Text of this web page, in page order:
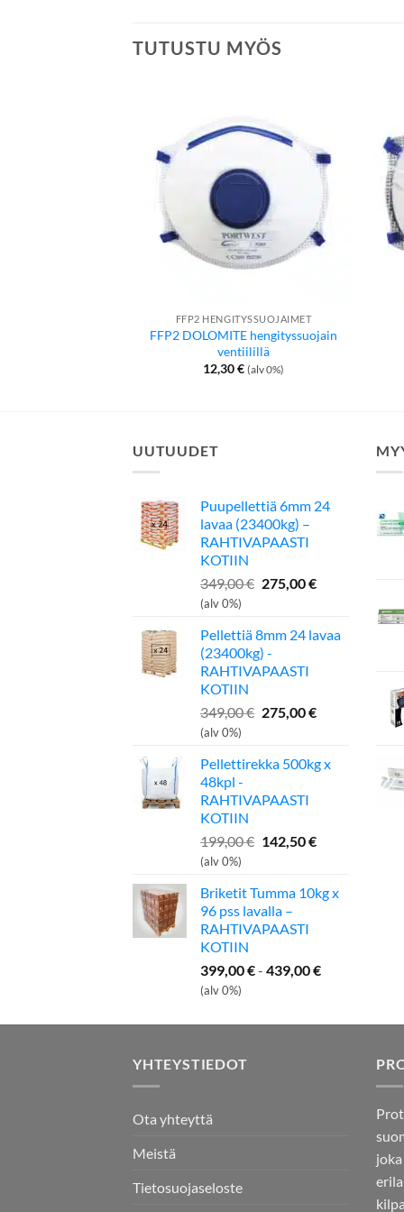
TUTUSTU MYÖS
FFP2 HENGITYSSUOJAIMET
FFP2 DOLOMITE hengityssuojain
ventiilillä
12,30€ (alv 0%)
UUTUUDET
Puupellettiä 6mm 24
lavaa (23400kg) –
RAHTIVAPAASTI
KOTIIN
349,00€ Alkuperäinen
349,00 €.
275,00€Nykyinen
275,00 €.
(alv 0%)
Pellettiä 8mm 24 lavaa
(23400kg) -
RAHTIVAPAASTI
KOTIIN
349,00€ Alkuperäinen
349,00 €.
275,00€Nykyinen
275,00 €.
(alv 0%)
Pellettirekka 500kg x
48kpl -
RAHTIVAPAASTI
KOTIIN
199,00€ Alkuperäinen
199,00 €.
142,50€Nykyinen
142,50 €.
(alv 0%)
Briketit Tumma 10kg x
96 pss lavalla –
RAHTIVAPAASTI
KOTIIN
399,00€- 439,00€
(alv 0%)
YHTEYSTIEDOT
Ota yhteyttä
Meistä
Tietosuojaseloste